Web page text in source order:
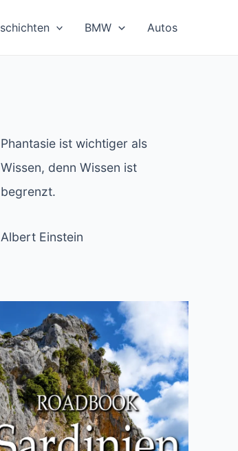
BMW Autos
Phantasie ist wichtiger als
Wissen, denn Wissen ist
begrenzt.
Albert Einstein